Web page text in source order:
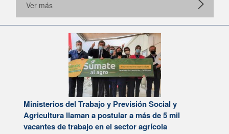
Ver más
Ministerios del Trabajo y Previsión Social y
Agricultura llaman a postular a más de 5 mil
vacantes de trabajo en el sector agrícola